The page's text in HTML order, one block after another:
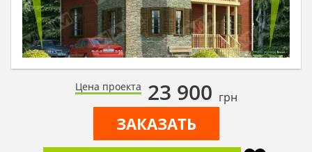
Цена проекта 23 900 грн
ЗАКАЗАТЬ